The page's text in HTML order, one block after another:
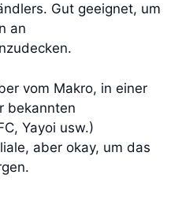
Gut geeignet, um
an
vom Makro, in einer
bekannten
Yayoi usw.)
aber okay, um das